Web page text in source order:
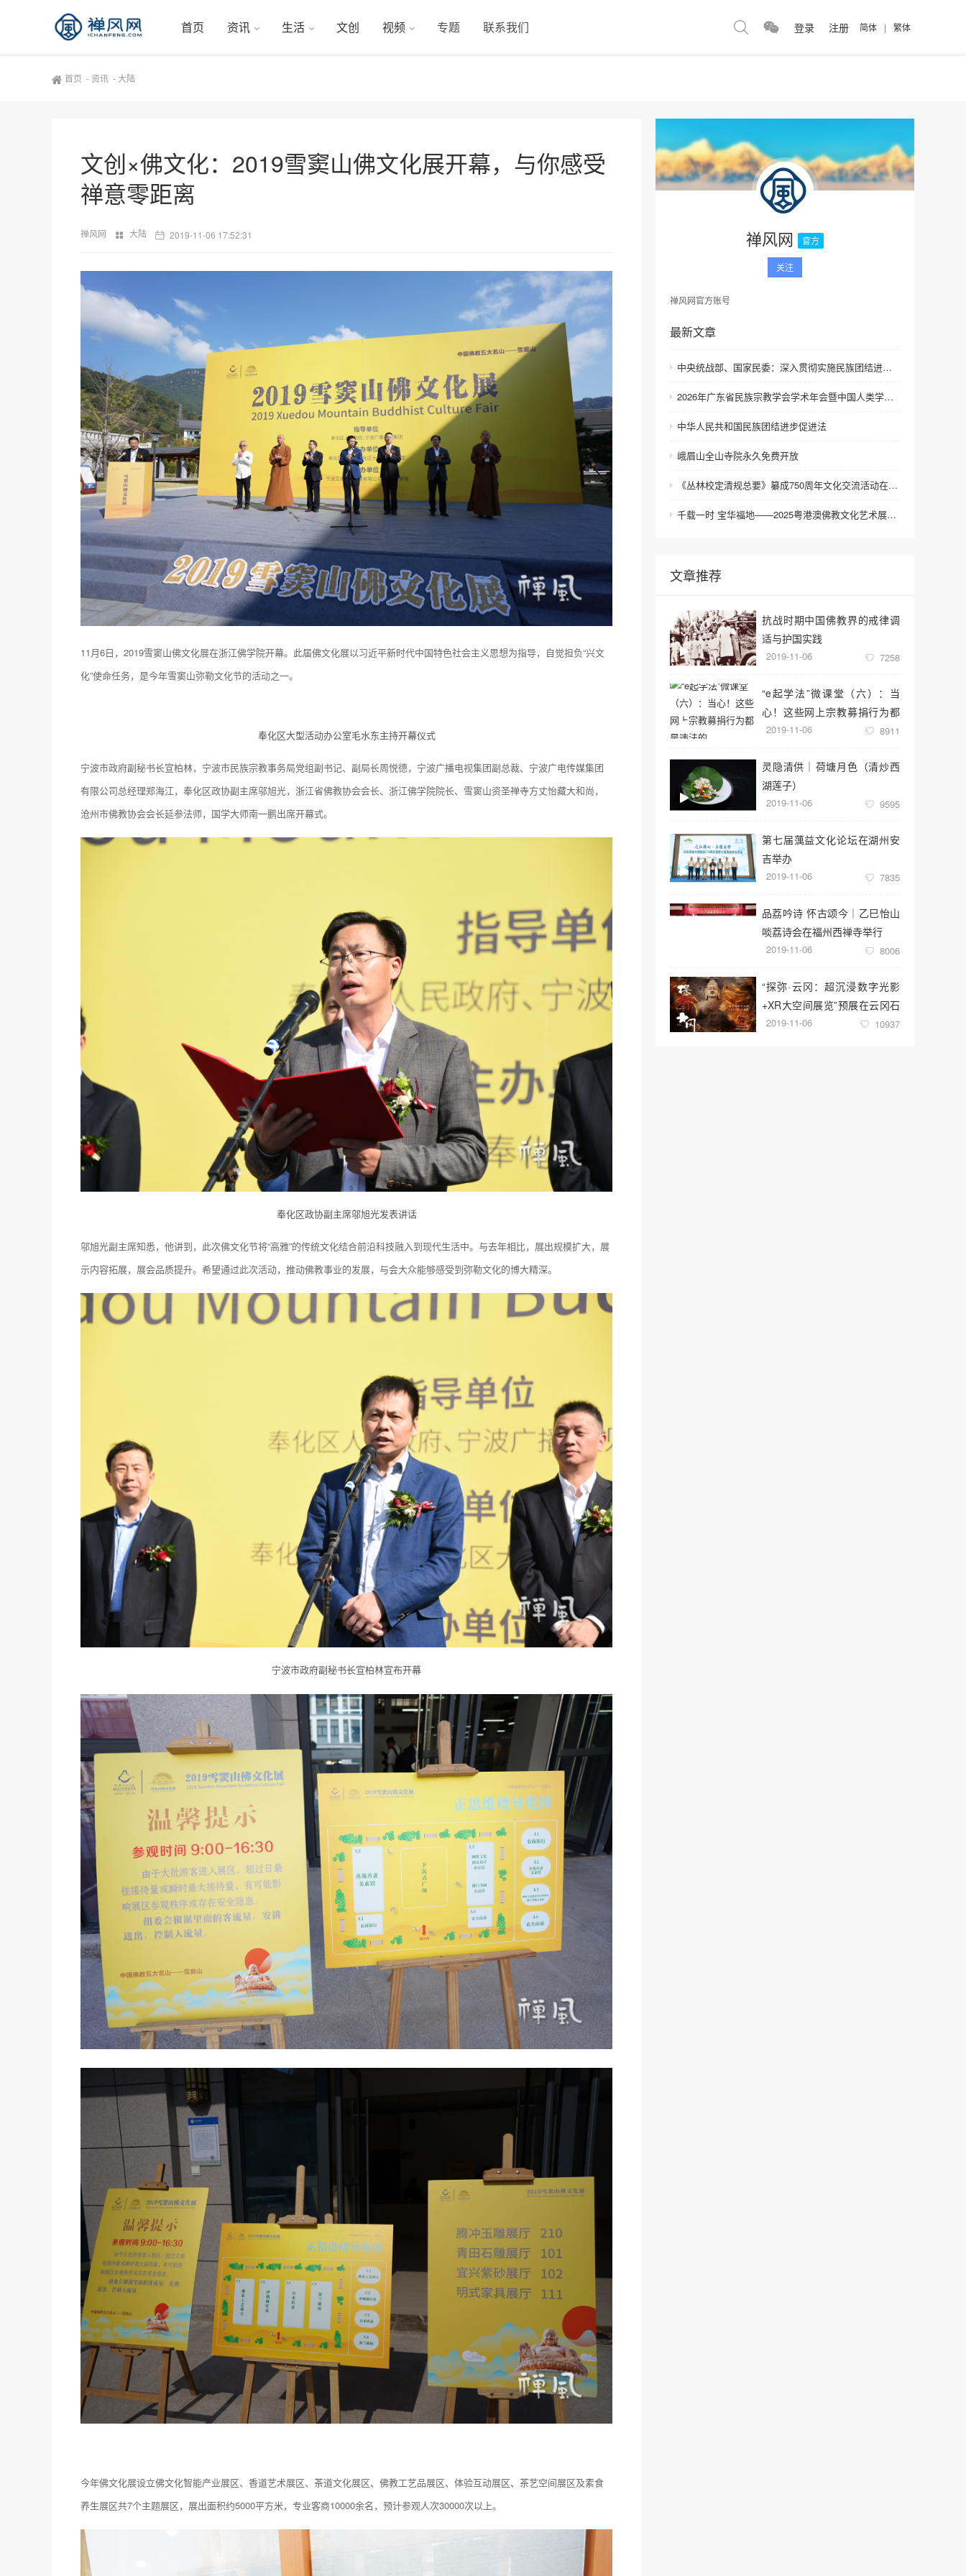
首页 资讯 生活 文创 视频 专题 联系我们 登录 注册 简体 | 繁体
首页 - 资讯 -大陆
文创×佛文化：2019雪窦山佛文化展开幕，与你感受
禅意零距离
禅风网 大陆 2019-11-06 17:52:31
11月6日，2019雪窦山佛文化展在浙江佛学院开幕。此届佛文化展以习近平新时代中国特色社会主义思想为指导，自觉担负“兴文
化”使命任务，是今年雪窦山弥勒文化节的活动之一。
奉化区大型活动办公室毛水东主持开幕仪式
宁波市政府副秘书长宣柏林，宁波市民族宗教事务局党组副书记、副局长周悦德，宁波广播电视集团副总裁、宁波广电传媒集团
有限公司总经理郑海江，奉化区政协副主席邬旭光，浙江省佛教协会会长、浙江佛学院院长、雪窦山资圣禅寺方丈怡藏大和尚，
沧州市佛教协会会长延参法师，国学大师南一鹏出席开幕式。
奉化区政协副主席邬旭光发表讲话
邬旭光副主席知悉，他讲到，此次佛文化节将“高雅”的传统文化结合前沿科技融入到现代生活中。与去年相比，展出规模扩大，展
示内容拓展，展会品质提升。希望通过此次活动，推动佛教事业的发展，与会大众能够感受到弥勒文化的博大精深。
宁波市政府副秘书长宣柏林宣布开幕
今年佛文化展设立佛文化智能产业展区、香道艺术展区、茶道文化展区、佛教工艺品展区、体验互动展区、茶艺空间展区及素食
养生展区共7个主题展区，展出面积约5000平方米，专业客商10000余名，预计参观人次30000次以上。
禅风网 官方
关注
禅风网官方账号
最新文章
中央统战部、国家民委：深入贯彻实施民族团结进步促进法 进一步增强中华民族凝聚力向心力
2026年广东省民族宗教学会学术年会暨中国人类学民族学研究会城市民族工作研究专业委员会更名会议在深圳召开
中华人民共和国民族团结进步促进法
峨眉山全山寺院永久免费开放
《丛林校定清规总要》纂成750周年文化交流活动在浙江金华举行
千载一时 宝华福地——2025粤港澳佛教文化艺术展在港澳成功举办
文章推荐
抗战时期中国佛教界的戒律调
适与护国实践
2019-11-06 7258
“e起学法”微课堂（六）：当
心！这些网上宗教募捐行为都
是违法的
2019-11-06 8911
灵隐清供｜​荷塘月色（清炒西
湖莲子）
2019-11-06 9595
第七届蕅益文化论坛在湖州安
吉举办
2019-11-06 7835
品荔吟诗 怀古颂今｜乙巳怡山
啖荔诗会在福州西禅寺举行
2019-11-06 8006
“探弥·云冈：超沉浸数字光影
+XR大空间展览”预展在云冈石
窟云冈美术馆启幕
2019-11-06 10937